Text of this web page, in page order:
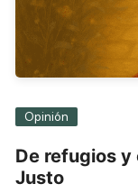
Opinión
De refugios
Justo